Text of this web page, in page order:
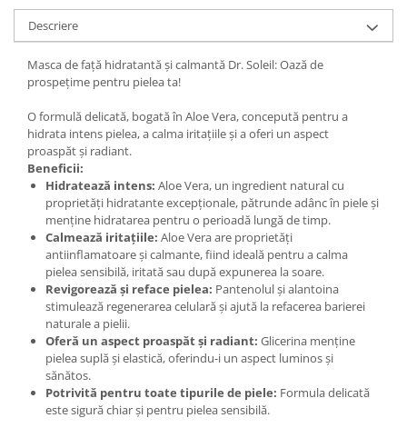
Descriere
Masca de față hidratantă și calmantă Dr. Soleil: Oază de
prospețime pentru pielea ta!
O formulă delicată, bogată în Aloe Vera, concepută pentru a
hidrata intens pielea, a calma iritațiile și a oferi un aspect
proaspăt și radiant.
Beneficii:
Hidratează intens: Aloe Vera, un ingredient natural cu
proprietăți hidratante excepționale, pătrunde adânc în piele și
menține hidratarea pentru o perioadă lungă de timp.
Calmează iritațiile: Aloe Vera are proprietăți
antiinflamatoare și calmante, fiind ideală pentru a calma
pielea sensibilă, iritată sau după expunerea la soare.
Revigorează și reface pielea: Pantenolul și alantoina
stimulează regenerarea celulară și ajută la refacerea barierei
naturale a pielii.
Oferă un aspect proaspăt și radiant: Glicerina menține
pielea suplă și elastică, oferindu-i un aspect luminos și
sănătos.
Potrivită pentru toate tipurile de piele: Formula delicată
este sigură chiar și pentru pielea sensibilă.